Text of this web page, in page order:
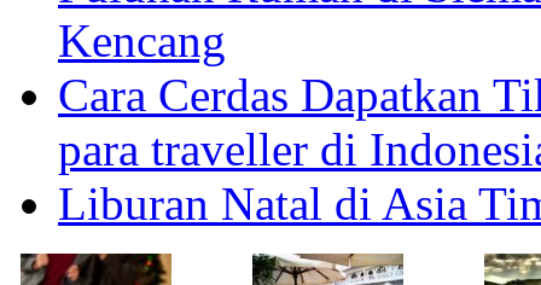
Kencang
Cara Cerdas Dapatkan
para traveller di
Liburan Natal di Asia